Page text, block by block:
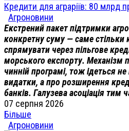
Кредити для аграріїв: 80 млрд
Агроновини
Екстрений пакет підтримки
конкретну суму — саме стільки
спрямувати через пільгове
морського експорту. Механізм
чинній програмі, тож ідеться
видатки, а про розширення
банків. Галузева асоціація тим
07 серпня 2026
Більше
Агроновини